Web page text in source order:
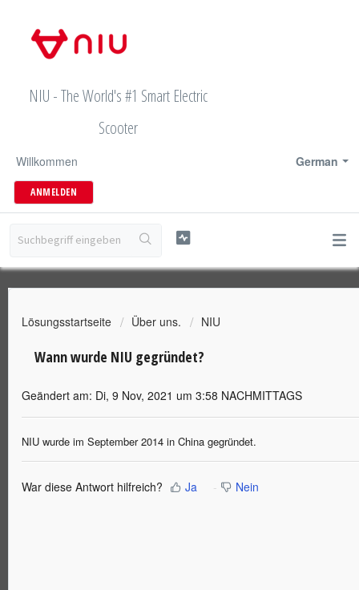
NIU - The World's #1 Smart Electric
Scooter
German
Willkommen
ANMELDEN
Lösungsstartseite Über uns. NIU
Wann wurde NIU gegründet?
Geändert am: Di, 9 Nov, 2021 um 3:58 NACHMITTAGS
NIU wurde im September 2014 in China gegründet.
War diese Antwort hilfreich? Ja Nein